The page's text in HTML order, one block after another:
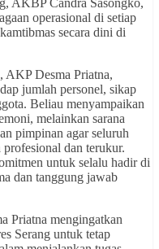
operasional di setiap
secara dini di
AKP Desma Priatna,
jumlah personel, sikap
Beliau menyampaikan
melainkan sarana
pimpinan agar seluruh
profesional dan terukur.
untuk selalu hadir di
dan tanggung jawab
Priatna mengingatkan
Serang untuk tetap